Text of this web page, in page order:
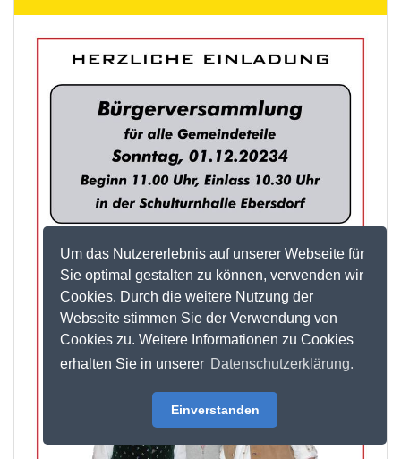
Um das Nutzererlebnis auf unserer Webseite für
Sie optimal gestalten zu können, verwenden wir
Cookies. Durch die weitere Nutzung der
Webseite stimmen Sie der Verwendung von
Cookies zu. Weitere Informationen zu Cookies
erhalten Sie in unserer Datenschutzerklärung.
Einverstanden